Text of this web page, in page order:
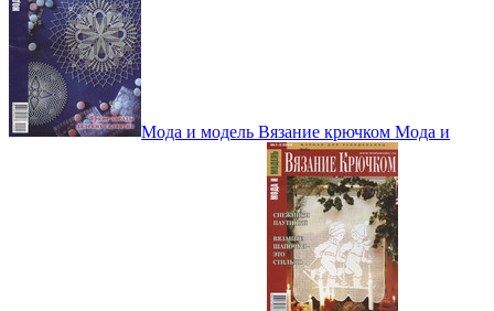
Мода и модель Вязание крючком Мода и